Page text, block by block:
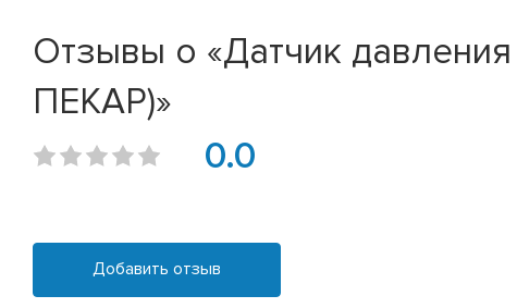
Отзывы о «Датчик
ПЕКАР)»
0.0
Добавить отзыв